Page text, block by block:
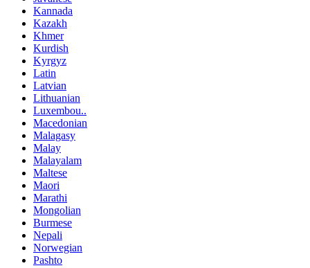
Kannada
Kazakh
Khmer
Kurdish
Kyrgyz
Latin
Latvian
Lithuanian
Luxembou..
Macedonian
Malagasy
Malay
Malayalam
Maltese
Maori
Marathi
Mongolian
Burmese
Nepali
Norwegian
Pashto